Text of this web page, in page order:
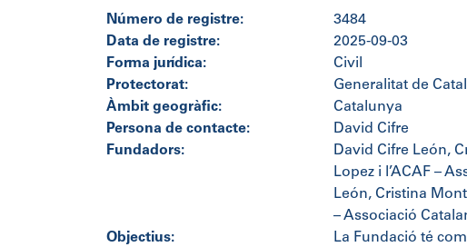
Número de registre:
3484
Data de registre:
2025-09-03
Forma jurídica:
Civil
Protectorat:
Generalitat de
Àmbit geogràfic:
Catalunya
Persona de contacte:
David Cifre
Fundadors:
David Cifre León,
Lopez i l’ACAF –
León, Cristina
– Associació
Objectius:
La Fundació té